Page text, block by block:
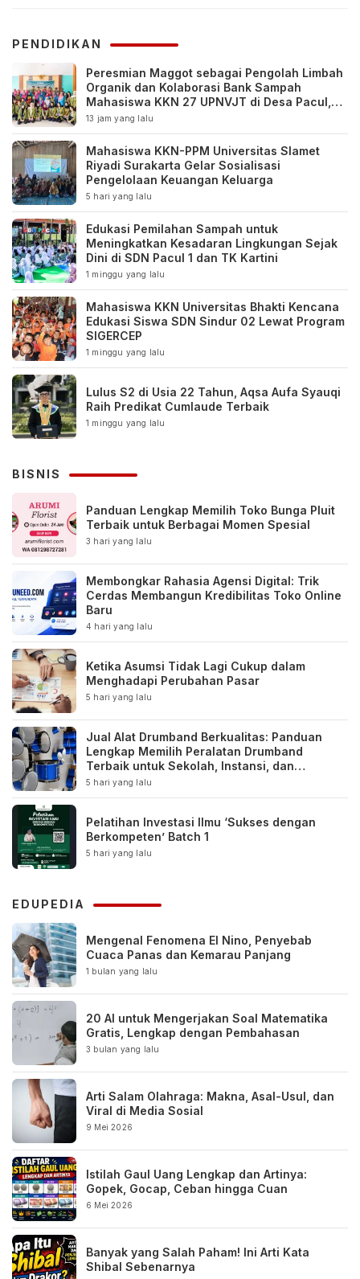
PENDIDIKAN
Peresmian Maggot sebagai Pengolah Limbah
Organik dan Kolaborasi Bank Sampah
Mahasiswa KKN 27 UPNVJT di Desa Pacul,
Bojonegoro
13 jam yang lalu
Mahasiswa KKN-PPM Universitas Slamet
Riyadi Surakarta Gelar Sosialisasi
Pengelolaan Keuangan Keluarga
5 hari yang lalu
Edukasi Pemilahan Sampah untuk
Meningkatkan Kesadaran Lingkungan Sejak
Dini di SDN Pacul 1 dan TK Kartini
1 minggu yang lalu
Mahasiswa KKN Universitas Bhakti Kencana
Edukasi Siswa SDN Sindur 02 Lewat Program
SIGERCEP
1 minggu yang lalu
Lulus S2 di Usia 22 Tahun, Aqsa Aufa Syauqi
Raih Predikat Cumlaude Terbaik
1 minggu yang lalu
BISNIS
Panduan Lengkap Memilih Toko Bunga Pluit
Terbaik untuk Berbagai Momen Spesial
3 hari yang lalu
Membongkar Rahasia Agensi Digital: Trik
Cerdas Membangun Kredibilitas Toko Online
Baru
4 hari yang lalu
Ketika Asumsi Tidak Lagi Cukup dalam
Menghadapi Perubahan Pasar
5 hari yang lalu
Jual Alat Drumband Berkualitas: Panduan
Lengkap Memilih Peralatan Drumband
Terbaik untuk Sekolah, Instansi, dan
Komunitas
5 hari yang lalu
Pelatihan Investasi Ilmu ‘Sukses dengan
Berkompeten’ Batch 1
5 hari yang lalu
EDUPEDIA
Mengenal Fenomena El Nino, Penyebab
Cuaca Panas dan Kemarau Panjang
1 bulan yang lalu
20 AI untuk Mengerjakan Soal Matematika
Gratis, Lengkap dengan Pembahasan
3 bulan yang lalu
Arti Salam Olahraga: Makna, Asal-Usul, dan
Viral di Media Sosial
9 Mei 2026
Istilah Gaul Uang Lengkap dan Artinya:
Gopek, Gocap, Ceban hingga Cuan
6 Mei 2026
Banyak yang Salah Paham! Ini Arti Kata
Shibal Sebenarnya